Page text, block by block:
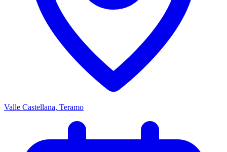
Valle Castellana, Teramo